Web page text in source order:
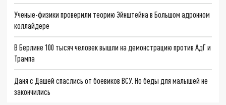
Ученые-физики проверили теорию Эйнштейна в Большом адронном
коллайдере
В Берлине 100 тысяч человек вышли на демонстрацию против АдГ и
Трампа
Даня с Дашей спаслись от боевиков ВСУ. Но беды для малышей не
закончились